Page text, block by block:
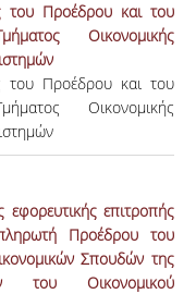
του Προέδρου και του
Οικονομικής
του Προέδρου και του
Οικονομικής
επιτροπής
Προέδρου του
Σπουδών της
του Οικονομικού